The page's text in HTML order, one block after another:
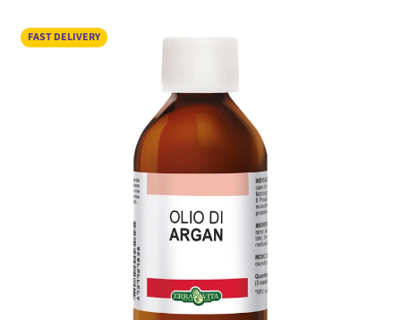
FAST DELIVERY
Main image
Click to view image in fullscreen